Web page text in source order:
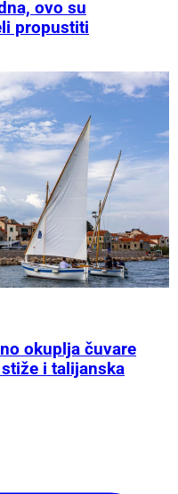
ovo su
propustiti
okuplja čuvare
i talijanska